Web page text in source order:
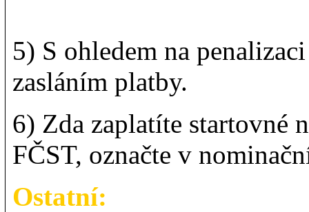
5) S ohledem na
zasláním platby.
6) Zda zaplatíte startovné
FČST, označte v
Ostatní: